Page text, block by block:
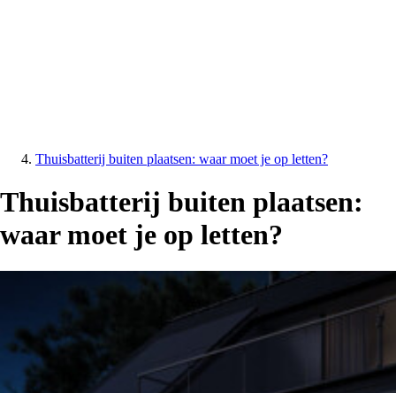
Thuisbatterij buiten plaatsen: waar moet je op letten?
Thuisbatterij buiten plaatsen:
waar moet je op letten?